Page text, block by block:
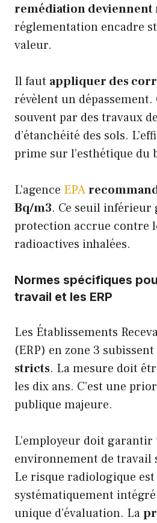
remédiation deviennent
réglementation encadre
valeur.
Il faut appliquer des
révèlent un dépassement.
souvent par des travaux
d’étanchéité des sols.
prime sur l’esthétique du
L’agence EPA
Bq/m3. Ce seuil inférieur
protection accrue contre
radioactives inhalées.
Normes spécifiques
travail et les ERP
Les Établissements
(ERP) en zone 3 subissent
stricts. La mesure doit
les dix ans. C’est une
publique majeure.
L’employeur doit garantir
environnement de travail
Le risque radiologique est
systématiquement
unique d’évaluation. La